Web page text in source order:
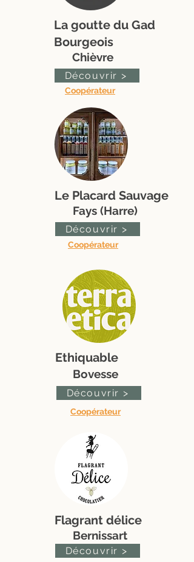
La goutte du Gad
Bourgeois
Chièvre
Découvrir >
Coopérateur
Le Placard Sauvage
Fays (Harre)
Découvrir >
Coopérateur
Ethiquable
Bovesse
Découvrir >
Coopérateur
Flagrant délice
Bernissart
Découvrir >